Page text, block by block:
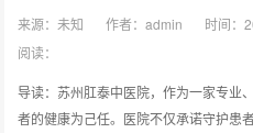
来源：未知 作者：admin
时间：
阅读：
导读：苏州肛泰中医院，作为一家专业
者的健康为己任。医院不仅承诺守护患